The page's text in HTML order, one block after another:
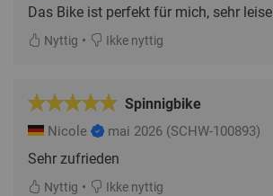
Das Bike ist perfekt für mich, sehr leise
Nyttig • Ikke nyttig
Spinnigbike
Nicole mai 2026 (SCHW-100893)
Sehr zufrieden
Nyttig • Ikke nyttig